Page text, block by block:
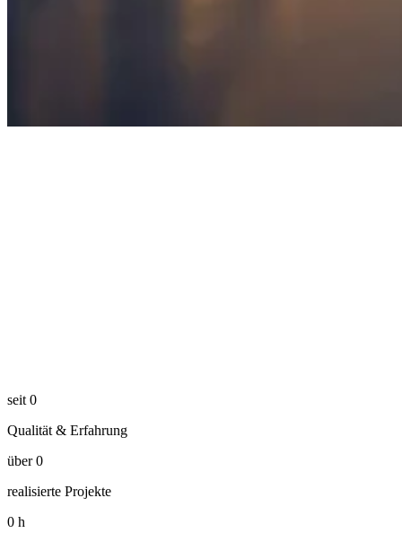
seit 0
Qualität & Erfahrung
über 0
realisierte Projekte
0 h